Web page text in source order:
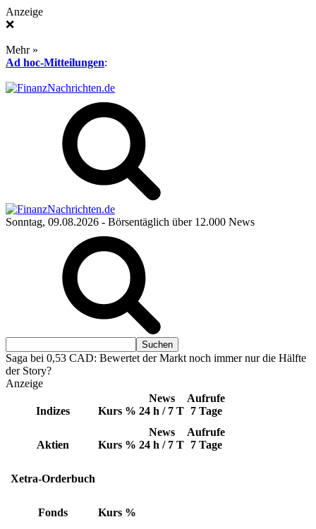
Anzeige
❌
Mehr »
Ad hoc-Mitteilungen:
Sonntag, 09.08.2026 - Börsentäglich über 12.000 News
Saga bei 0,53 CAD: Bewertet der Markt noch immer nur die Hälfte
der Story?
Anzeige
Indizes Kurs %
News
24 h / 7 T
Aufrufe
7 Tage
Aktien Kurs %
News
24 h / 7 T
Aufrufe
7 Tage
Xetra-Orderbuch
Fonds Kurs %